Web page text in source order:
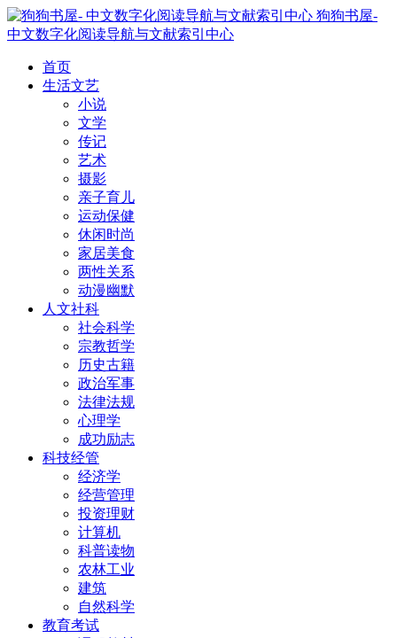
狗狗书屋-
中文数字化阅读导航与文献索引中心
首页
生活文艺
小说
文学
传记
艺术
摄影
亲子育儿
运动保健
休闲时尚
家居美食
两性关系
动漫幽默
人文社科
社会科学
宗教哲学
历史古籍
政治军事
法律法规
心理学
成功励志
科技经管
经济学
经营管理
投资理财
计算机
科普读物
农林工业
建筑
自然科学
教育考试